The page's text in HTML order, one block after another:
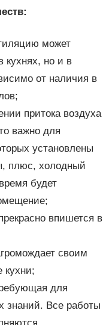
может
кухнях, но и в
от наличия в
притока воздуха
важно для
установлены
плюс, холодный
будет
впишется в
своим
кухни;
для
знаний. Все работы